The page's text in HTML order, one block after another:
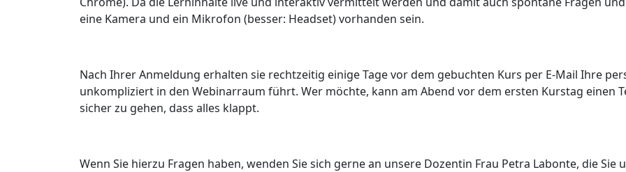
eine Kamera und ein Mikrofon (besser: Headset) vorhanden sein.
Nach Ihrer Anmeldung erhalten sie rechtzeitig einige Tage vor dem gebuchten Kurs per E-Mail Ihre
unkompliziert in den Webinarraum führt. Wer möchte, kann am Abend vor dem ersten Kurstag einen
sicher zu gehen, dass alles klappt.
Wenn Sie hierzu Fragen haben, wenden Sie sich gerne an unsere Dozentin Frau Petra Labonte, die Sie